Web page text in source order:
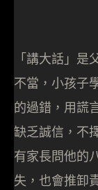
「講大話」
不當，小孩子
的過錯，用謊
缺乏誠信，不
有家長問他的
失，也會推卸